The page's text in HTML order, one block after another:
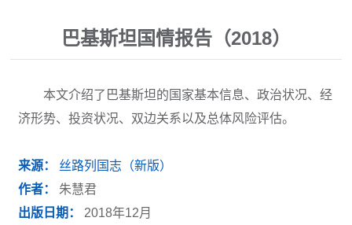
巴基斯坦国情报告（2018）
本文介绍了巴基斯坦的国家基本信息、政治状况、经
济形势、投资状况、双边关系以及总体风险评估。
来源：
丝路列国志（新版）
作者：
朱慧君
出版日期：
2018年12月